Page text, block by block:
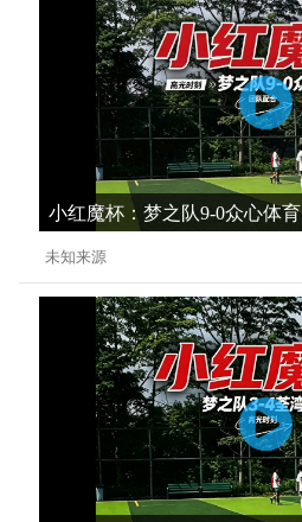
小红魔杯：梦之队9-0众心体育
未知来源